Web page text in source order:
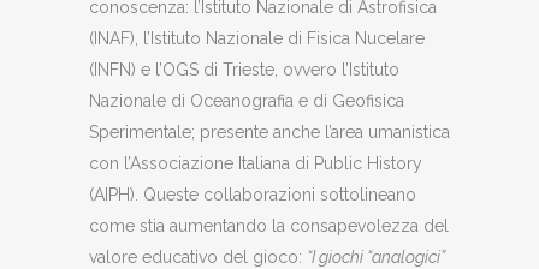
conoscenza: l’Istituto Nazionale di Astrofisica
(INAF), l’Istituto Nazionale di Fisica Nucelare
(INFN) e l’OGS di Trieste, ovvero l’Istituto
Nazionale di Oceanografia e di Geofisica
Sperimentale; presente anche l’area umanistica
con l’Associazione Italiana di Public History
(AIPH). Queste collaborazioni sottolineano
come stia aumentando la consapevolezza del
valore educativo del gioco: “I giochi “analogici”